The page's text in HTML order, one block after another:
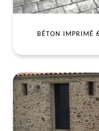
BÉTON IMPRIMÉ